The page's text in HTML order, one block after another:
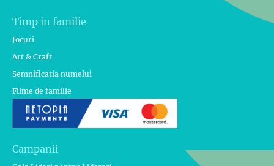
Timp in familie
Jocuri
Art & Craft
Semnificatia numelui
Filme de familie
Campanii